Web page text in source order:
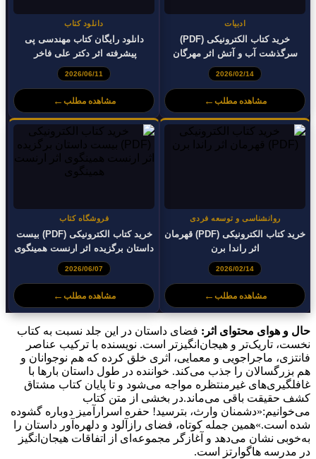
ادبیات
خرید کتاب الکترونیکی (PDF)
سرگذشت آب و آتش اثر مهرگان
بهار برادران
2026/02/14
مشاهده مطلب ←
دانلود کتاب
دانلود رایگان کتاب مهندسی پی
پیشرفته اثر دکتر علی فاخر
2026/06/11
مشاهده مطلب ←
روانشناسی و توسعه فردی
خرید کتاب الکترونیکی (PDF) قهرمان
اثر راندا برن
2026/02/14
مشاهده مطلب ←
فروشگاه کتاب
خرید کتاب الکترونیکی (PDF) بیست
داستان برگزیده اثر ارنست همینگوی
اثر ارنست همینگوی
2026/06/07
مشاهده مطلب ←
حال و هوای محتوای اثر: فضای داستان در این جلد نسبت به کتاب
نخست، تاریک‌تر و هیجان‌انگیزتر است. نویسنده با ترکیب عناصر
فانتزی، ماجراجویی و معمایی، اثری خلق کرده که هم نوجوانان و
هم بزرگسالان را جذب می‌کند. خواننده در طول داستان بارها با
غافلگیری‌های غیرمنتظره مواجه می‌شود و تا پایان کتاب مشتاق
کشف حقیقت باقی می‌ماند.در بخشی از متن کتاب
می‌خوانیم:«دشمنان وارث، بترسید! حفره اسرارآمیز دوباره گشوده
شده است.»همین جمله کوتاه، فضای رازآلود و دلهره‌آور داستان را
به‌خوبی نشان می‌دهد و آغازگر مجموعه‌ای از اتفاقات هیجان‌انگیز
در مدرسه هاگوارتز است.